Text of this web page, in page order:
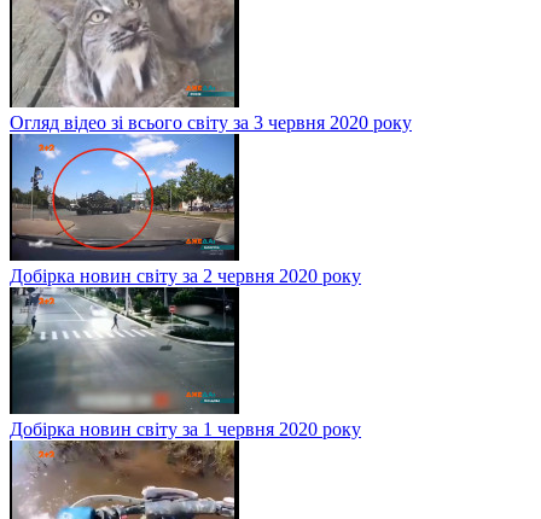
Огляд відео зі всього світу за 3 червня 2020 року
Добірка новин світу за 2 червня 2020 року
Добірка новин світу за 1 червня 2020 року